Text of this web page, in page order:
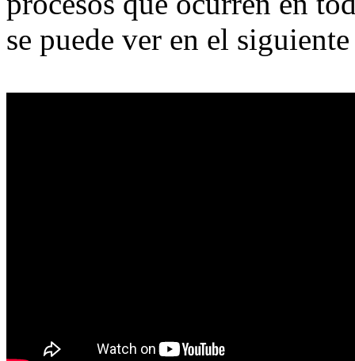
se puede ver en el